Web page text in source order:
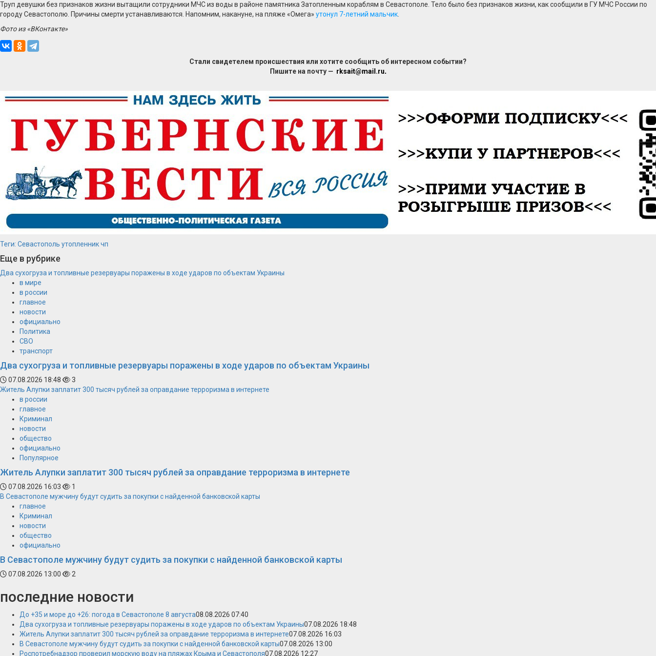
Труп девушки без признаков жизни вытащили сотрудники МЧС из воды в районе памятника Затопленным кораблям в Севастополе. Тело было без признаков жизни, как сообщили в ГУ МЧС России по
городу Севастополю. Причины смерти устанавливаются. Напомним, накануне, на пляже «Омега» утонул 7-летний мальчик
Фото из «ВКонтакте»
Стали свидетелем происшествия или хотите сообщить об интересном событии?
Пишите на почту — rksait@mail.ru.
Теги: Севастополь утопленникчп
Еще в рубрике
Два сухогруза и топливные резервуары поражены в ходе ударов по объектам Украины
в мире
в россии
главное
новости
официально
Политика
СВО
транспорт
Два сухогруза и топливные резервуары поражены в ходе ударов по объектам Украины
07.08.2026 18:48
3
Житель Алупки заплатит 300 тысяч рублей за оправдание терроризма в интернете
в россии
главное
Криминал
новости
общество
официально
Популярное
Житель Алупки заплатит 300 тысяч рублей за оправдание терроризма в интернете
07.08.2026 16:03
1
В Севастополе мужчину будут судить за покупки с найденной банковской карты
главное
Криминал
новости
общество
официально
В Севастополе мужчину будут судить за покупки с найденной банковской карты
07.08.2026 13:00 2
последние новости
До +35 и море до +26: погода в Севастополе 8 августа08.08.2026 07:40
Два сухогруза и топливные резервуары поражены в ходе ударов по объектам Украины07.08.2026 18:48
Житель Алупки заплатит 300 тысяч рублей за оправдание терроризма в интернете07.08.2026 16:03
В Севастополе мужчину будут судить за покупки с найденной банковской карты07.08.2026 13:00
Роспотребнадзор проверил морскую воду на пляжах Крыма и Севастополя07.08.2026 12:27